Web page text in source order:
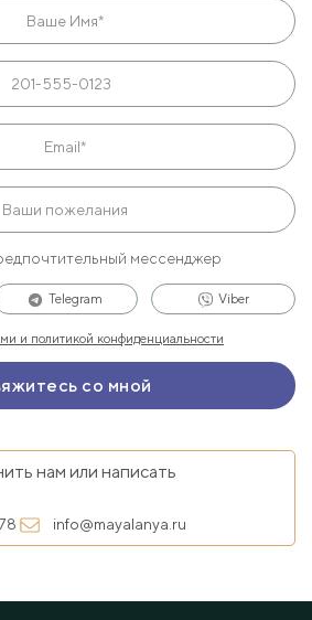
мессенджер
Telegram Viber
и политикой конфиденциальности
нам или написать
info@mayalanya.ru